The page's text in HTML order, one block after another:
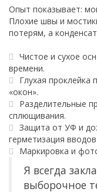
Опыт показывает:
Плохие швы и
потерям, а
Чистое и сухое
времени.
Глухая
«окон».
Разделительные
сплющивания.
Защита от УФ и
герметизация вводов.
Маркировка и
Я всегда
выборочное